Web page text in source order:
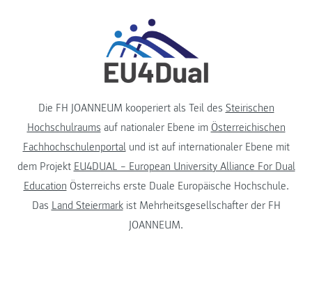
Die FH JOANNEUM kooperiert als Teil des Steirischen
Hochschulraums auf nationaler Ebene im Österreichischen
Fachhochschulenportalund ist auf internationaler Ebene mit
dem Projekt EU4DUAL – European University Alliance For Dual
Education Österreichs erste Duale Europäische Hochschule.
Das Land Steiermarkist Mehrheitsgesellschafter der FH
JOANNEUM.